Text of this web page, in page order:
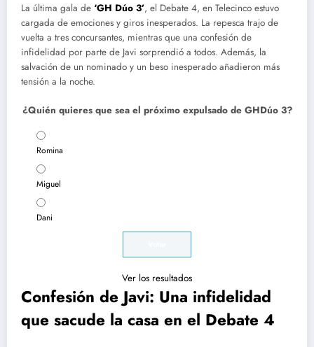
La última gala de ‘GH Dúo 3’, el Debate 4, en Telecinco estuvo
cargada de emociones y giros inesperados. La repesca trajo de
vuelta a tres concursantes, mientras que una confesión de
infidelidad por parte de Javi sorprendió a todos. Además, la
salvación de un nominado y un beso inesperado añadieron más
tensión a la noche.
¿Quién quieres que sea el próximo expulsado de GHDúo 3?
Romina
Miguel
Dani
Ver los resultados
Confesión de Javi: Una infidelidad
que sacude la casa en el Debate 4